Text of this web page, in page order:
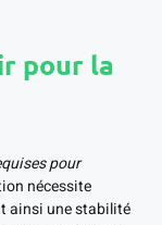
pour la
pour
nécessite
ainsi une stabilité